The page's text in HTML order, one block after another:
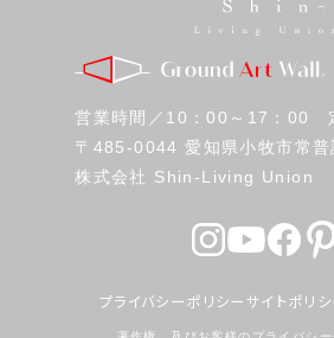
営業時間／10：00～17：00
〒485-0044 愛知県小牧市常普
株式会社 Shin-Living Union
プライバシーポリシーサイトポリ